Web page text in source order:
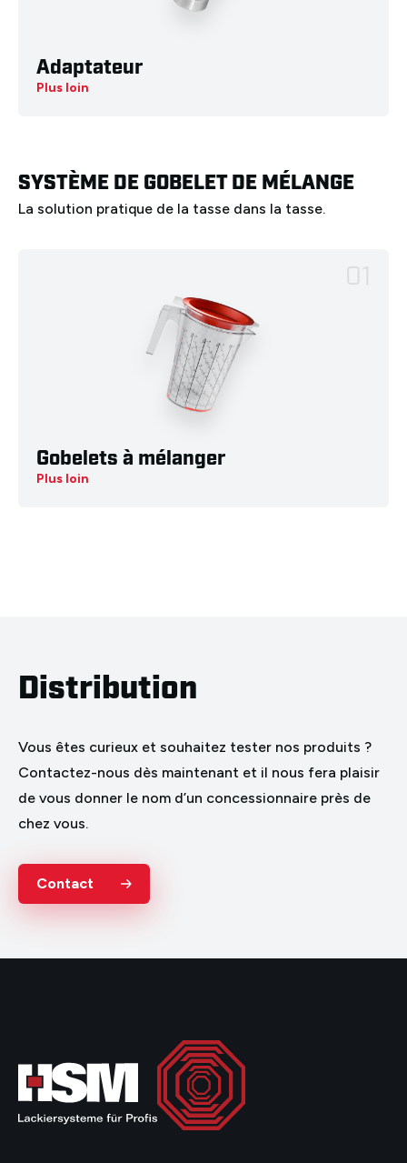
Adaptateur
Plus loin
SYSTÈME DE GOBELET DE MÉLANGE
La solution pratique de la tasse dans la tasse.
01
Gobelets à mélanger
Plus loin
Distribution
Vous êtes curieux et souhaitez tester nos produits ?
Contactez-nous dès maintenant et il nous fera plaisir
de vous donner le nom d’un concessionnaire près de
chez vous.
Contact